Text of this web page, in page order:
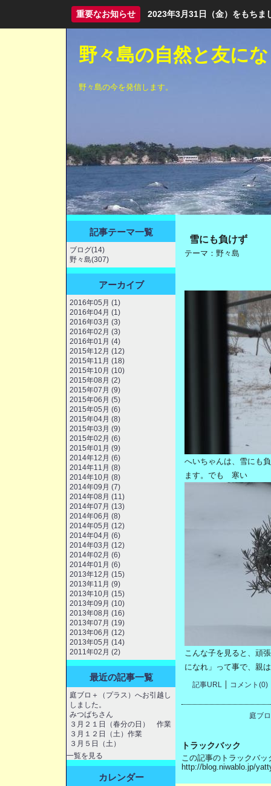
重要なお知らせ 2023年3月31日（金）をもちま
野々島の自然と友に
野々島の今を発信します。
雪にも負けず
テーマ： 野々島
へいちゃんは、雪にも
ます。でも 寒い
こんな子を見ると、頑
になれ」って事で、親
記事URL コメント(0)
庭ブ
トラックバック
この記事のトラックバッ
http://blog.niwablo.jp/
記事テーマ一覧
ブログ(14)
野々島(307)
アーカイブ
2016年05月 (1)
2016年04月 (1)
2016年03月 (3)
2016年02月 (3)
2016年01月 (4)
2015年12月 (12)
2015年11月 (18)
2015年10月 (10)
2015年08月 (2)
2015年07月 (9)
2015年06月 (5)
2015年05月 (6)
2015年04月 (8)
2015年03月 (9)
2015年02月 (6)
2015年01月 (9)
2014年12月 (6)
2014年11月 (8)
2014年10月 (8)
2014年09月 (7)
2014年08月 (11)
2014年07月 (13)
2014年06月 (8)
2014年05月 (12)
2014年04月 (6)
2014年03月 (12)
2014年02月 (6)
2014年01月 (6)
2013年12月 (15)
2013年11月 (9)
2013年10月 (15)
2013年09月 (10)
2013年08月 (16)
2013年07月 (19)
2013年06月 (12)
2013年05月 (14)
2011年02月 (2)
最近の記事一覧
庭ブロ＋（プラス）へお引越し
しました。
みつばちさん
３月２１日（春分の日） 作業
３月１２日（土）作業
３月５日（土）
一覧を見る
カレンダー